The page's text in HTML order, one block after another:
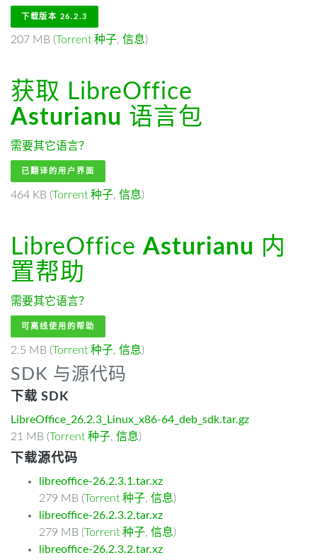
下载版本 26.2.3
207 MB (Torrent 种子, 信息)
获取 LibreOffice
Asturianu 语言包
需要其它语言？
已翻译的用户界面
464 KB (Torrent 种子, 信息)
LibreOffice Asturianu 内
置帮助
需要其它语言？
可离线使用的帮助
2.5 MB (Torrent 种子, 信息)
SDK 与源代码
下载 SDK
LibreOffice_26.2.3_Linux_x86-64_deb_sdk.tar.gz
21 MB (Torrent 种子, 信息)
下载源代码
libreoffice-26.2.3.1.tar.xz
279 MB (Torrent 种子, 信息)
libreoffice-26.2.3.2.tar.xz
279 MB (Torrent 种子, 信息)
libreoffice-26.2.3.2.tar.xz